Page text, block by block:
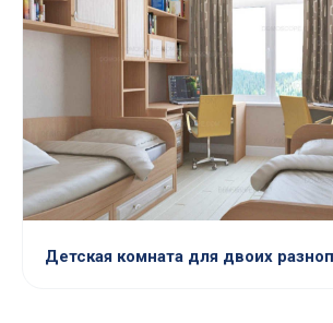
Детская комната для двоих